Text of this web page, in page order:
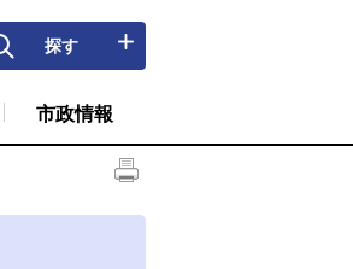
探す
市政情報